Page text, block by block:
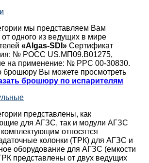
мы представляем Вам
одного из ведущих в мире
«Algas-SDI» Сертификат
№ РОСС US.МП09.В01275,
на применение: № РРС 00-30830.
брошюру Вы можете просмотреть
брошюру по испарителям
представлены, как
для АГЗС, так и модули АГЗС
относятся
колонки (ТРК) для АГЗС и
оборудование для АГЗС (емкости
представлены от двух ведущих